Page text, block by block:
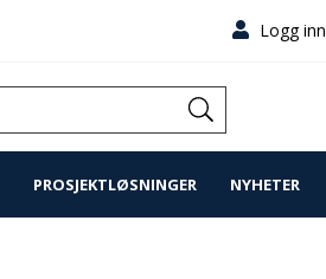
Logg inn
PROSJEKTLØSNINGER NYHETER